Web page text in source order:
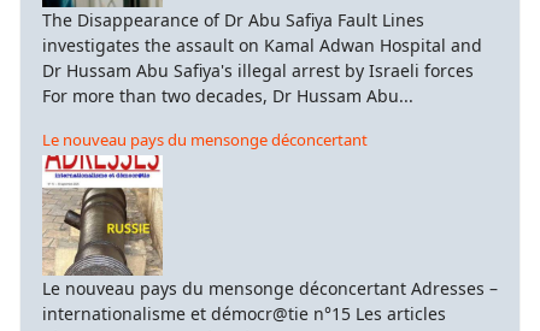
The Disappearance of Dr Abu Safiya Fault Lines
investigates the assault on Kamal Adwan Hospital and
Dr Hussam Abu Safiya's illegal arrest by Israeli forces
For more than two decades, Dr Hussam Abu...
Le nouveau pays du mensonge déconcertant
Le nouveau pays du mensonge déconcertant Adresses –
internationalisme et démocr@tie n°15 Les articles